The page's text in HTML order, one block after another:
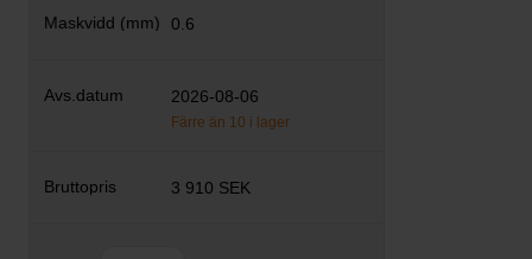
0.6
2026-08-06
Färre än 10 i lager
3 910 SEK